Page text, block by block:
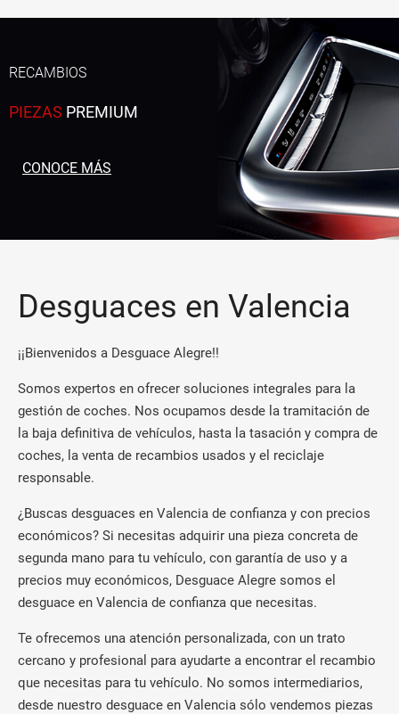
RECAMBIOS
PIEZAS PREMIUM
CONOCE MÁS
Desguaces en Valencia
¡¡Bienvenidos a Desguace Alegre!!
Somos expertos en ofrecer soluciones integrales para la
gestión de coches. Nos ocupamos desde la tramitación de
la baja definitiva de vehículos, hasta la tasación y compra de
coches, la venta de recambios usados y el reciclaje
responsable.
¿Buscas desguaces en Valencia de confianza y con precios
económicos? Si necesitas adquirir una pieza concreta de
segunda mano para tu vehículo, con garantía de uso y a
precios muy económicos, Desguace Alegre somos el
desguace en Valencia de confianza que necesitas.
Te ofrecemos una atención personalizada, con un trato
cercano y profesional para ayudarte a encontrar el recambio
que necesitas para tu vehículo. No somos intermediarios,
desde nuestro desguace en Valencia sólo vendemos piezas